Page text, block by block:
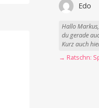
Edo
Hallo
du gerade
Kurz auch